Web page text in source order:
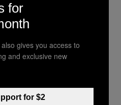
for
gives you access to
and exclusive new
for $2